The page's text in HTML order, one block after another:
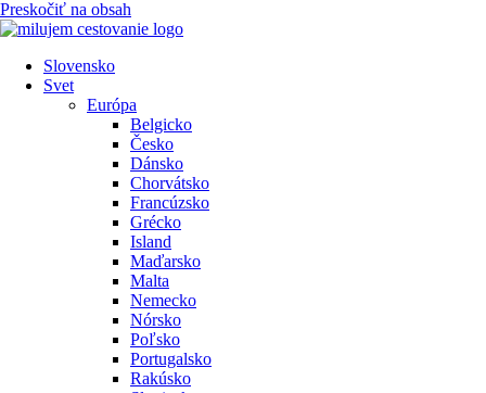
Preskočiť na obsah
Slovensko
Svet
Európa
Belgicko
Česko
Dánsko
Chorvátsko
Francúzsko
Grécko
Island
Maďarsko
Malta
Nemecko
Nórsko
Poľsko
Portugalsko
Rakúsko